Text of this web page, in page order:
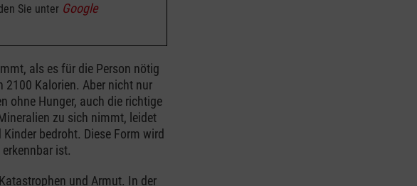
Sie unter Google
als es für die Person nötig
2100 Kalorien. Aber nicht nur
ohne Hunger, auch die richtige
zu sich nimmt, leidet
bedroht. Diese Form wird
ist.
und Armut. In der